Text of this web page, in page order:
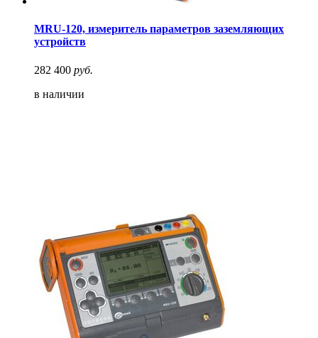
MRU-120, измеритель параметров заземляющих
устройств
282 400 руб.
в наличии